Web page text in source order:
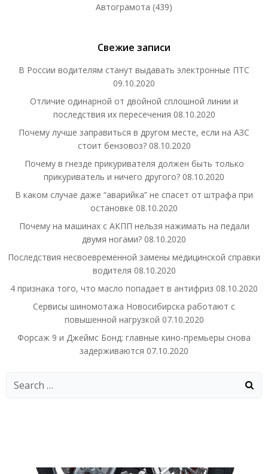
Автограмота (439)
Свежие записи
В России водителям станут выдавать электронные ПТС
09.10.2020
Отличие одинарной от двойной сплошной линии и
последствия их пересечения 08.10.2020
Почему лучше заправиться в другом месте, если на АЗС
стоит бензовоз? 08.10.2020
Почему в гнезде прикуривателя должен быть только
прикуриватель и ничего другого? 08.10.2020
В каком случае даже “аварийка” не спасет от штрафа при
остановке 08.10.2020
Почему на машинах с АКПП нельзя нажимать на педали
двумя ногами? 08.10.2020
Последствия несвоевременной замены медицинской справки
водителя 08.10.2020
4 признака того, что масло попадает в антифриз 08.10.2020
Сервисы шиномотажа Новосибирска работают с
повышенной нагрузкой 07.10.2020
Форсаж 9 и Джеймс Бонд: главные кино-премьеры снова
задерживаются 07.10.2020
Search